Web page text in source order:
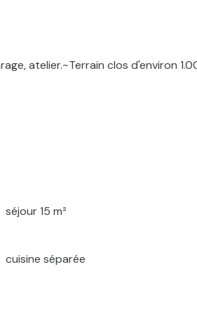
atelier.~Terrain clos d'environ
séjour 15 m²
cuisine séparée